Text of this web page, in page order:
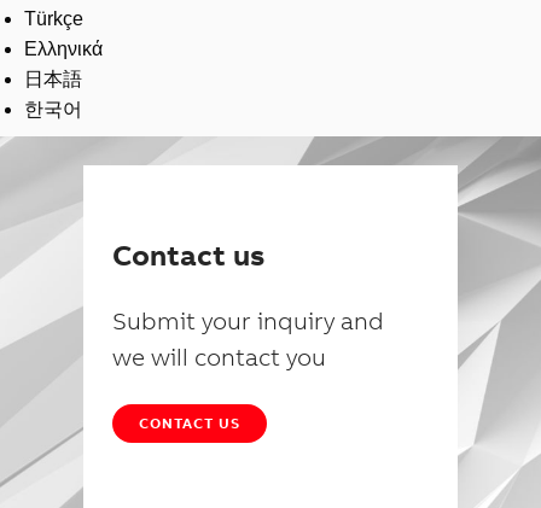
Türkçe
Ελληνικά
日本語
한국어
Contact us
Submit your inquiry and
we will contact you
CONTACT US